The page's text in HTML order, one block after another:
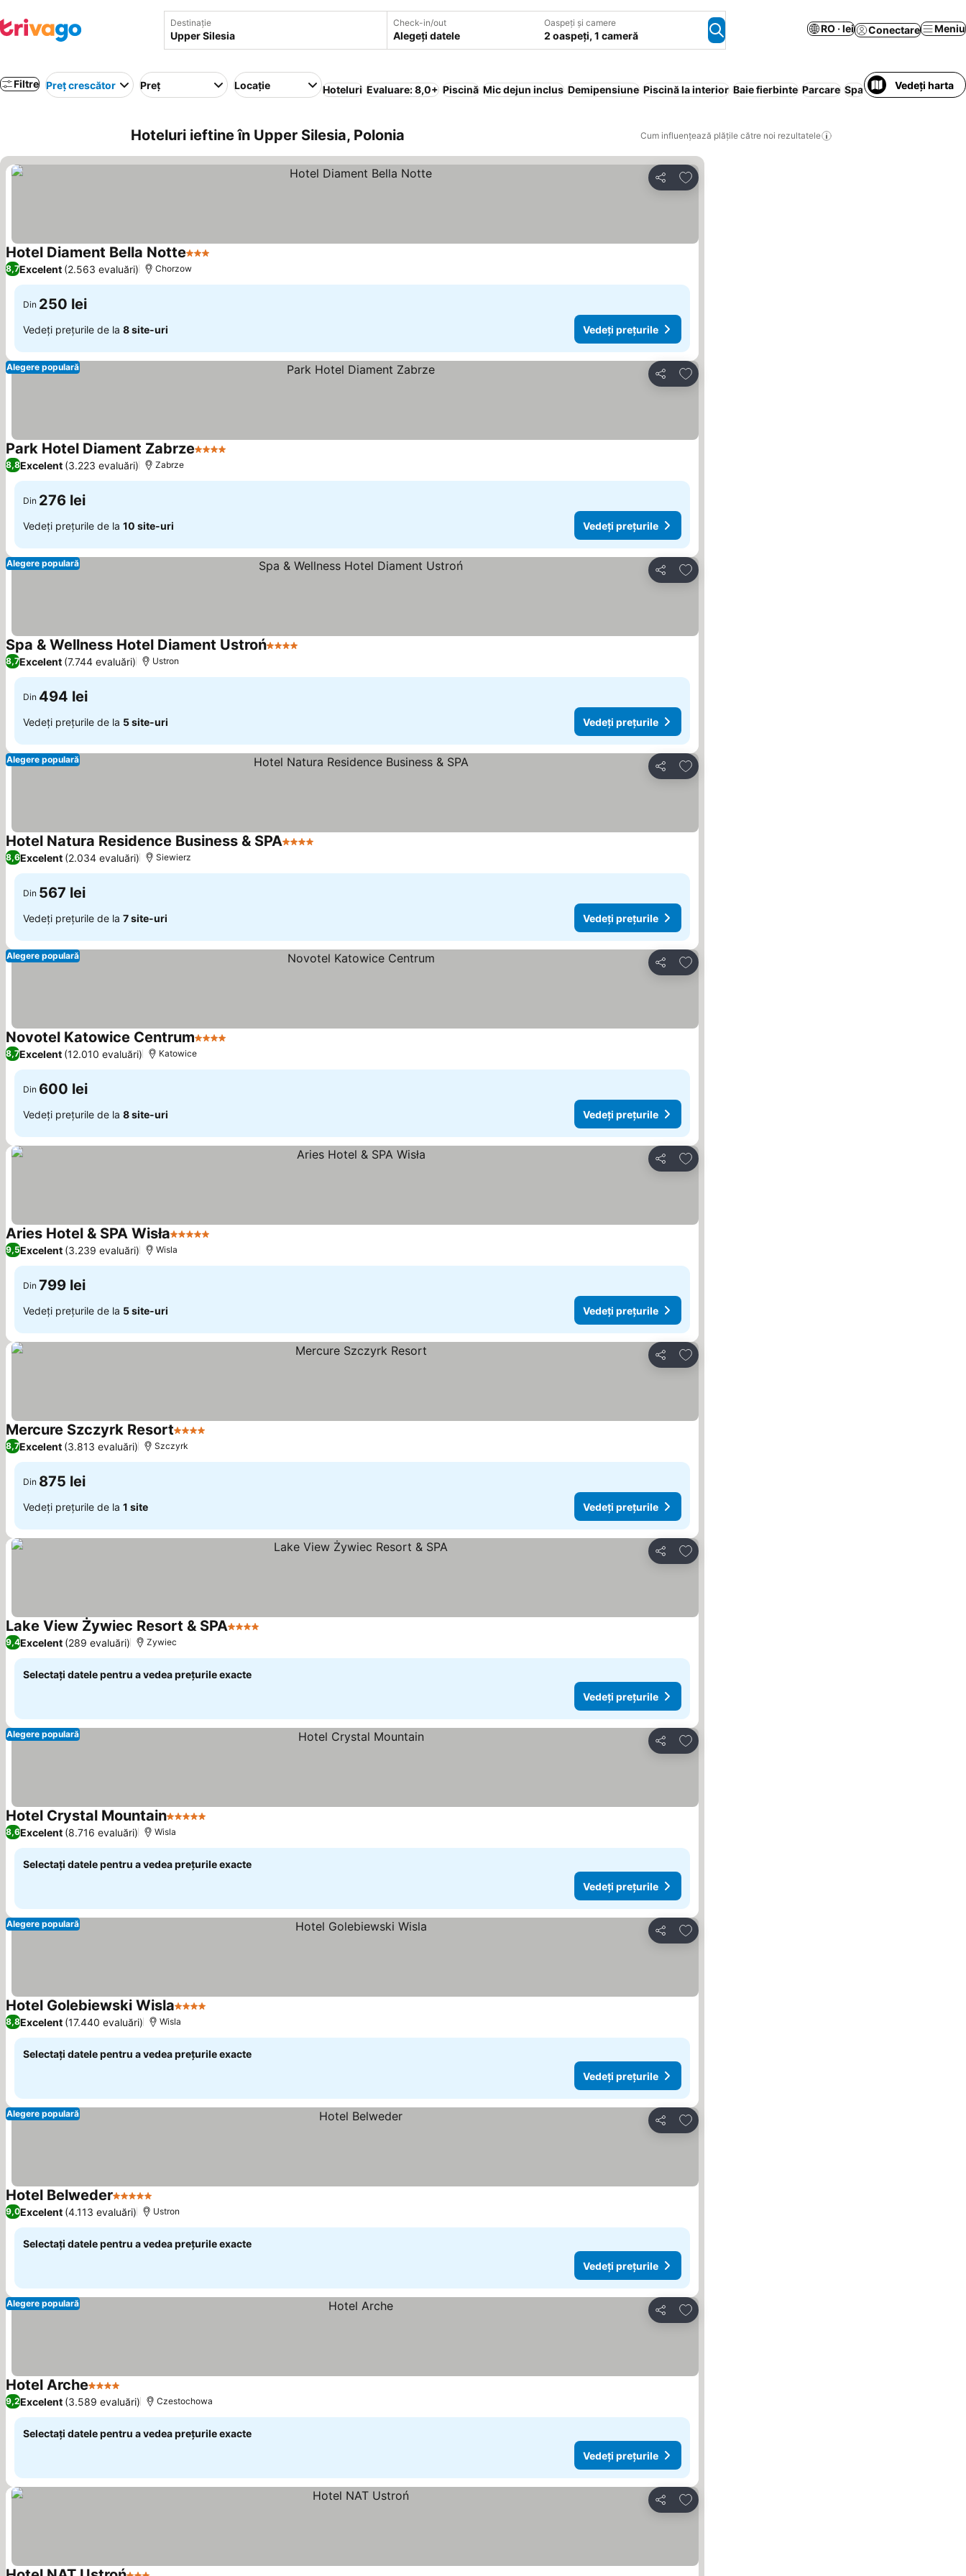
Destinație Check-in/out
Alegeți datele
Oaspeți și camere
2 oaspeți, 1 cameră
RO · lei Conectare Meniu
Filtre Preț crescător Preț Locație Hoteluri Evaluare: 8,0+ Piscină Mic dejun inclus Demipensiune Piscină la interior Baie fierbinte Parcare Spa Casă întreagă/
Vedeți harta
Hoteluri ieftine în Upper Silesia, Polonia Cum influențează plățile către noi rezultatele
Distribuiți
Adăugaţi la favorite
Hotel Diament Bella Notte3 Stele
8,7Excelent (2.563 evaluări) Chorzow
Din 250 lei
Vedeți prețurile de la 8 site-uri Vedeți prețurile
Distribuiți
Adăugaţi la favorite
Alegere populară
Park Hotel Diament Zabrze4 Stele
8,8Excelent (3.223 evaluări) Zabrze
Din 276 lei
Vedeți prețurile de la 10 site-uri Vedeți prețurile
Distribuiți
Adăugaţi la favorite
Alegere populară
Spa & Wellness Hotel Diament Ustroń4 Stele
8,7Excelent (7.744 evaluări) Ustron
Din 494 lei
Vedeți prețurile de la 5 site-uri Vedeți prețurile
Distribuiți
Adăugaţi la favorite
Alegere populară
Hotel Natura Residence Business & SPA4 Stele
8,6Excelent (2.034 evaluări) Siewierz
Din 567 lei
Vedeți prețurile de la 7 site-uri Vedeți prețurile
Distribuiți
Adăugaţi la favorite
Alegere populară
Novotel Katowice Centrum4 Stele
8,7Excelent (12.010 evaluări) Katowice
Din 600 lei
Vedeți prețurile de la 8 site-uri Vedeți prețurile
Distribuiți
Adăugaţi la favorite
Aries Hotel & SPA Wisła5 Stele
9,5Excelent (3.239 evaluări) Wisla
Din 799 lei
Vedeți prețurile de la 5 site-uri Vedeți prețurile
Distribuiți
Adăugaţi la favorite
Mercure Szczyrk Resort4 Stele
8,7Excelent (3.813 evaluări) Szczyrk
Din 875 lei
Vedeți prețurile de la 1 site Vedeți prețurile
Distribuiți
Adăugaţi la favorite
Lake View Żywiec Resort & SPA4 Stele
9,4Excelent (289 evaluări) Zywiec
Selectați datele pentru a vedea prețurile exacte
Vedeți prețurile
Distribuiți
Adăugaţi la favorite
Alegere populară
Hotel Crystal Mountain5 Stele
8,6Excelent (8.716 evaluări) Wisla
Selectați datele pentru a vedea prețurile exacte
Vedeți prețurile
Distribuiți
Adăugaţi la favorite
Alegere populară
Hotel Golebiewski Wisla4 Stele
8,8Excelent (17.440 evaluări) Wisla
Selectați datele pentru a vedea prețurile exacte
Vedeți prețurile
Distribuiți
Adăugaţi la favorite
Alegere populară
Hotel Belweder5 Stele
9,0Excelent (4.113 evaluări) Ustron
Selectați datele pentru a vedea prețurile exacte
Vedeți prețurile
Distribuiți
Adăugaţi la favorite
Alegere populară
Hotel Arche4 Stele
9,2Excelent (3.589 evaluări) Czestochowa
Selectați datele pentru a vedea prețurile exacte
Vedeți prețurile
Distribuiți
Adăugaţi la favorite